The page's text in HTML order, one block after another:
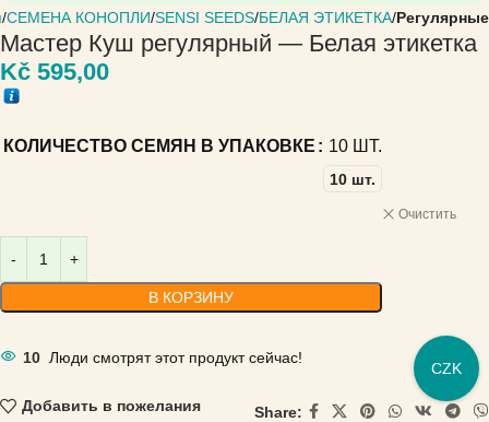
СЕМЕНА КОНОПЛИ SENSI SEEDS БЕЛАЯ ЭТИКЕТКА Регулярные
Мастер Куш регулярный — Белая этикетка
Kč 595,00
КОЛИЧЕСТВО СЕМЯН В УПАКОВКЕ 10 ШТ.
10 шт.
Очистить
В КОРЗИНУ
10 Люди смотрят этот продукт сейчас!
Добавить в пожелания Share:
CZK